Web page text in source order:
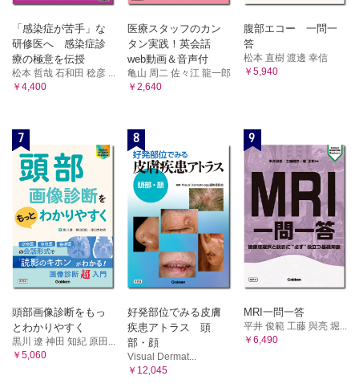
「感染症が苦手」な
研修医へ 感染症診
療の極意を伝授
松本 哲哉 石和田 稔彦 ...
￥4,400
医療スタッフのカン
タン実践！英会話
web動画＆音声付
亀山 周二 佐々江 龍一郎
￥2,640
腹部エコー 一問一
答
松本 直樹 渡邊 幸信
￥5,940
7
頭部画像診断をもっ
とわかりやすく
黒川 遼 神田 知紀 原田...
￥5,060
8
好発部位でみる皮膚
疾患アトラス 頭
部・顔
Visual Dermat...
￥12,045
9
MRI一問一答
平井 俊範 工藤 與亮 堀...
￥6,490